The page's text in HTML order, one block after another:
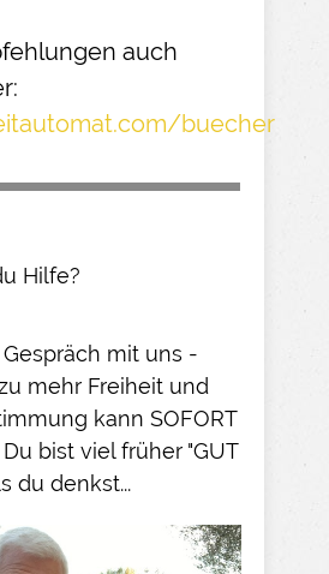
auch
buecher
Hilfe?
mit uns -
mehr Freiheit und
kann SOFORT
bist viel früher "GUT
du denkst...